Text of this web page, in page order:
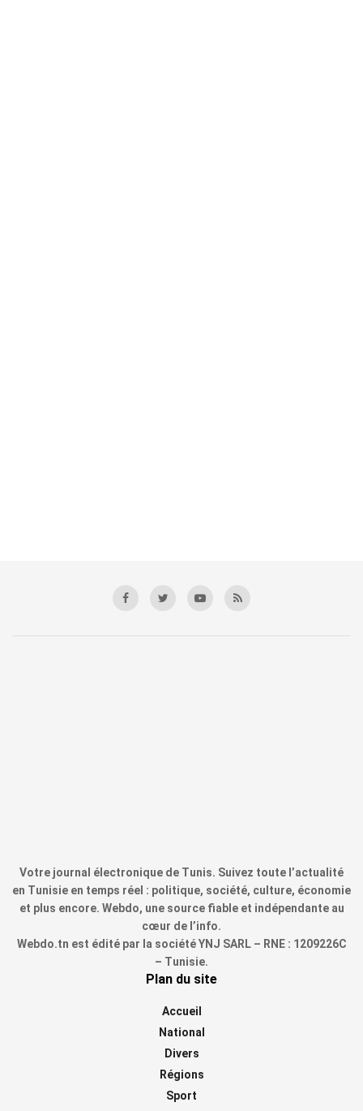
Votre journal électronique de Tunis. Suivez toute l’actualité
en Tunisie en temps réel : politique, société, culture, économie
et plus encore. Webdo, une source fiable et indépendante au
cœur de l’info.
Webdo.tn est édité par la société YNJ SARL – RNE : 1209226C
– Tunisie.
Plan du site
Accueil
National
Divers
Régions
Sport